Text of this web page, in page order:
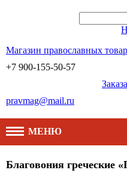
Магазин православных
+7 900-155-50-57
pravmag@mail.ru
МЕНЮ
Благовония греческие